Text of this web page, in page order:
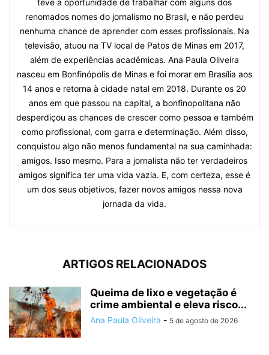
teve a oportunidade de trabalhar com alguns dos
renomados nomes do jornalismo no Brasil, e não perdeu
nenhuma chance de aprender com esses profissionais. Na
televisão, atuou na TV local de Patos de Minas em 2017,
além de experiências acadêmicas. Ana Paula Oliveira
nasceu em Bonfinópolis de Minas e foi morar em Brasília aos
14 anos e retorna à cidade natal em 2018. Durante os 20
anos em que passou na capital, a bonfinopolitana não
desperdiçou as chances de crescer como pessoa e também
como profissional, com garra e determinação. Além disso,
conquistou algo não menos fundamental na sua caminhada:
amigos. Isso mesmo. Para a jornalista não ter verdadeiros
amigos significa ter uma vida vazia. E, com certeza, esse é
um dos seus objetivos, fazer novos amigos nessa nova
jornada da vida.
ARTIGOS RELACIONADOS
Queima de lixo e vegetação é
crime ambiental e eleva risco...
Ana Paula Oliveira - 5 de agosto de 2026